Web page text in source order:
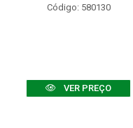
Código: 580130
VER PREÇO